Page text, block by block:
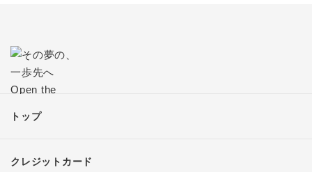
トップ
クレジットカード